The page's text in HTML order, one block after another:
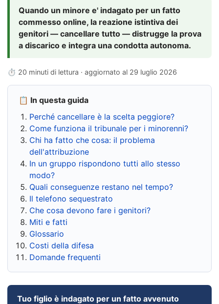
Quando un minore e' indagato per un fatto
commesso online, la reazione istintiva dei
genitori — cancellare tutto — distrugge la prova
a discarico e integra una condotta autonoma.
⏱ 20 minuti di lettura · aggiornato al 29 luglio 2026
📋 In questa guida
Perché cancellare è la scelta peggiore?
Come funziona il tribunale per i minorenni?
Chi ha fatto che cosa: il problema
dell'attribuzione
In un gruppo rispondono tutti allo stesso
modo?
Quali conseguenze restano nel tempo?
Il telefono sequestrato
Che cosa devono fare i genitori?
Miti e fatti
Glossario
Costi della difesa
Domande frequenti
Tuo figlio è indagato per un fatto avvenuto